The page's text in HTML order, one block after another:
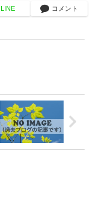
LINE コメント